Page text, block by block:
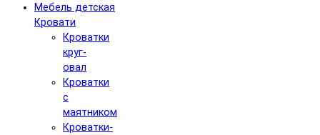
Мебель детская
Кровати
Кроватки
круг-
овал
Кроватки
с
маятником
Кроватки-